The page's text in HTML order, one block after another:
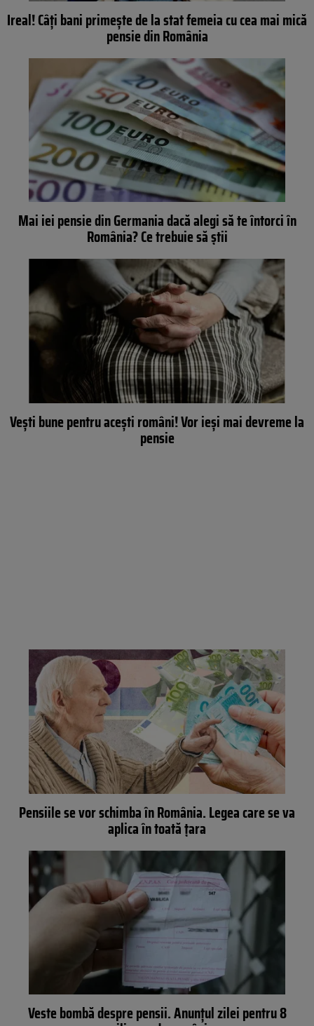
Ireal! Câți bani primește de la stat femeia cu cea mai mică
pensie din România
Mai iei pensie din Germania dacă alegi să te întorci în
România? Ce trebuie să știi
Vești bune pentru acești români! Vor ieși mai devreme la
pensie
Pensiile se vor schimba în România. Legea care se va
aplica în toată țara
Veste bombă despre pensii. Anunțul zilei pentru 8